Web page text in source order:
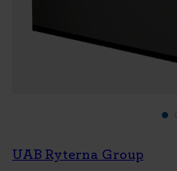
UAB Ryterna Group